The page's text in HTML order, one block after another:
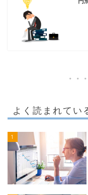
よく読まれてい
1